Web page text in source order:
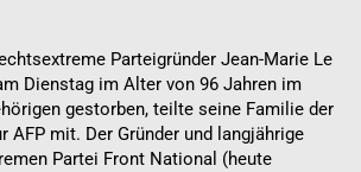
Parteigründer Jean-Marie Le
Dienstag im Alter von 96 Jahren im
gestorben, teilte seine Familie der
AFP mit. Der Gründer und langjährige
Partei Front National (heute